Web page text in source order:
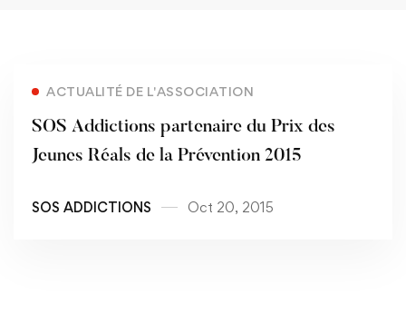
ACTUALITÉ DE L'ASSOCIATION
SOS Addictions partenaire du Prix des
Jeunes Réals de la Prévention 2015
SOS ADDICTIONS Oct 20, 2015